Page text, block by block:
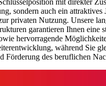
sondern auch ein attraktives
privaten Nutzung. Unsere
garantieren Ihnen eine
hervorragende
während Sie
Förderung des beruflichen